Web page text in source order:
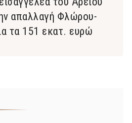
απαλλαγή Φλώρου-
τα 151 εκατ. ευρώ